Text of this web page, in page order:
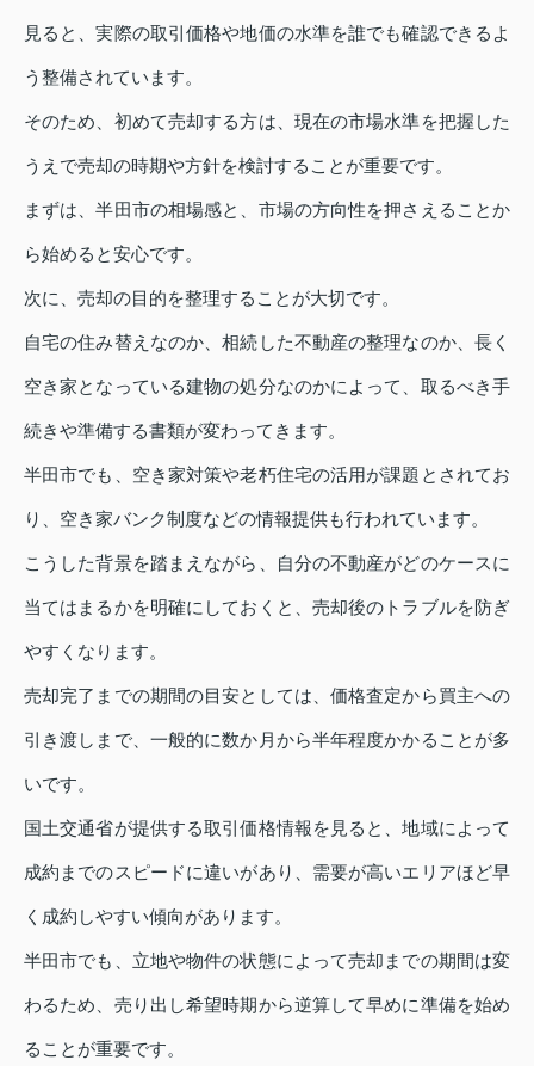
見ると、実際の取引価格や地価の水準を誰でも確認できるよ
う整備されています。
そのため、初めて売却する方は、現在の市場水準を把握した
うえで売却の時期や方針を検討することが重要です。
まずは、半田市の相場感と、市場の方向性を押さえることか
ら始めると安心です。
次に、売却の目的を整理することが大切です。
自宅の住み替えなのか、相続した不動産の整理なのか、長く
空き家となっている建物の処分なのかによって、取るべき手
続きや準備する書類が変わってきます。
半田市でも、空き家対策や老朽住宅の活用が課題とされてお
り、空き家バンク制度などの情報提供も行われています。
こうした背景を踏まえながら、自分の不動産がどのケースに
当てはまるかを明確にしておくと、売却後のトラブルを防ぎ
やすくなります。
売却完了までの期間の目安としては、価格査定から買主への
引き渡しまで、一般的に数か月から半年程度かかることが多
いです。
国土交通省が提供する取引価格情報を見ると、地域によって
成約までのスピードに違いがあり、需要が高いエリアほど早
く成約しやすい傾向があります。
半田市でも、立地や物件の状態によって売却までの期間は変
わるため、売り出し希望時期から逆算して早めに準備を始め
ることが重要です。